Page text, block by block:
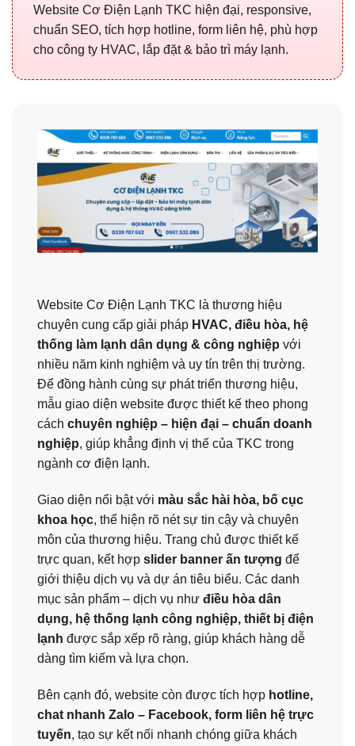
Website Cơ Điện Lạnh TKC hiện đại, responsive,
chuẩn SEO, tích hợp hotline, form liên hệ, phù hợp
cho công ty HVAC, lắp đặt & bảo trì máy lạnh.
Website Cơ Điện Lạnh TKC là thương hiệu
chuyên cung cấp giải pháp HVAC, điều hòa, hệ
thống làm lạnh dân dụng & công nghiệp với
nhiều năm kinh nghiệm và uy tín trên thị trường.
Để đồng hành cùng sự phát triển thương hiệu,
mẫu giao diện website được thiết kế theo phong
cách chuyên nghiệp – hiện đại – chuẩn doanh
nghiệp, giúp khẳng định vị thế của TKC trong
ngành cơ điện lạnh.
Giao diện nổi bật với màu sắc hài hòa, bố cục
khoa học, thể hiện rõ nét sự tin cậy và chuyên
môn của thương hiệu. Trang chủ được thiết kế
trực quan, kết hợp slider banner ấn tượng để
giới thiệu dịch vụ và dự án tiêu biểu. Các danh
mục sản phẩm – dịch vụ như điều hòa dân
dụng, hệ thống lạnh công nghiệp, thiết bị điện
lạnh được sắp xếp rõ ràng, giúp khách hàng dễ
dàng tìm kiếm và lựa chọn.
Bên cạnh đó, website còn được tích hợp hotline,
chat nhanh Zalo – Facebook, form liên hệ trực
tuyến, tạo sự kết nối nhanh chóng giữa khách